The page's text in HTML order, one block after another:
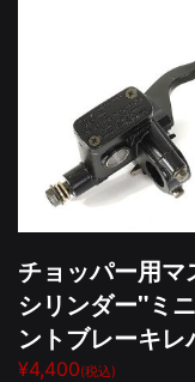
チョッパー用マ
シリンダー"ミ
ントブレーキレ
¥4,400(税込)